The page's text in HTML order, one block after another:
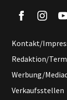
Kontakt/
Redaktion/
Werbung/
Verkaufsstellen